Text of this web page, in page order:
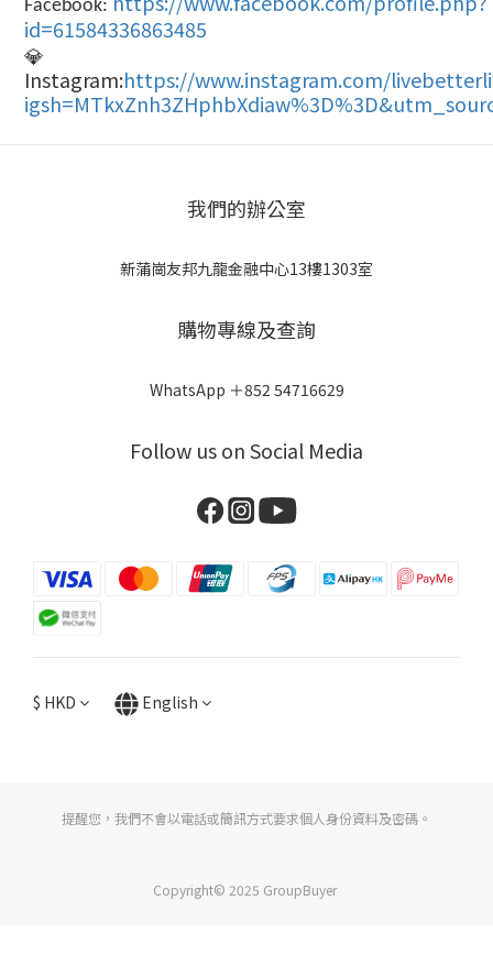
Facebook:
id=61584336863485
💎
Instagram:https://www.instagram.com/
我們的辦公室
新蒲崗友邦九龍金融中心13樓1303室
購物專線及查詢
WhatsApp ＋852 54716629
Follow us on Social Media
$ HKD English
提醒您，我們不會以電話或簡訊方式要求個人身份資料及密碼。
Copyright© 2025 GroupBuyer